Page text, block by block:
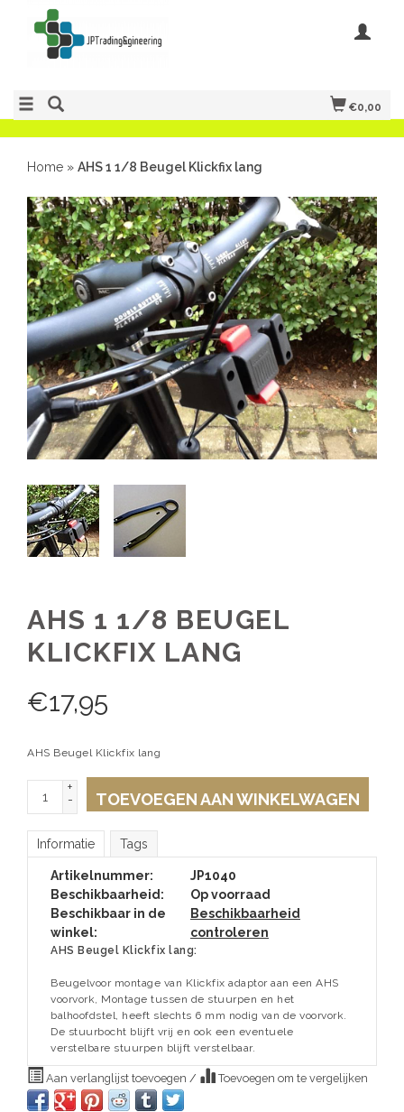
€0,00
Home » AHS 1 1/8 Beugel Klickfix lang
AHS 1 1/8 BEUGEL
KLICKFIX LANG
€17,95
AHS Beugel Klickfix lang
+
-
TOEVOEGEN AAN WINKELWAGEN
Informatie Tags
Artikelnummer:
JP1040
Beschikbaarheid:
Op voorraad
Beschikbaar in de
winkel:
Beschikbaarheid
controleren
AHS Beugel Klickfix lang:
Beugelvoor montage van Klickfix adaptor aan een AHS
voorvork, Montage tussen de stuurpen en het
balhoofdstel, heeft slechts 6 mm nodig van de voorvork.
De stuurbocht blijft vrij en ook een eventuele
verstelbare stuurpen blijft verstelbaar.
Aan verlanglijst toevoegen / Toevoegen om te vergelijken